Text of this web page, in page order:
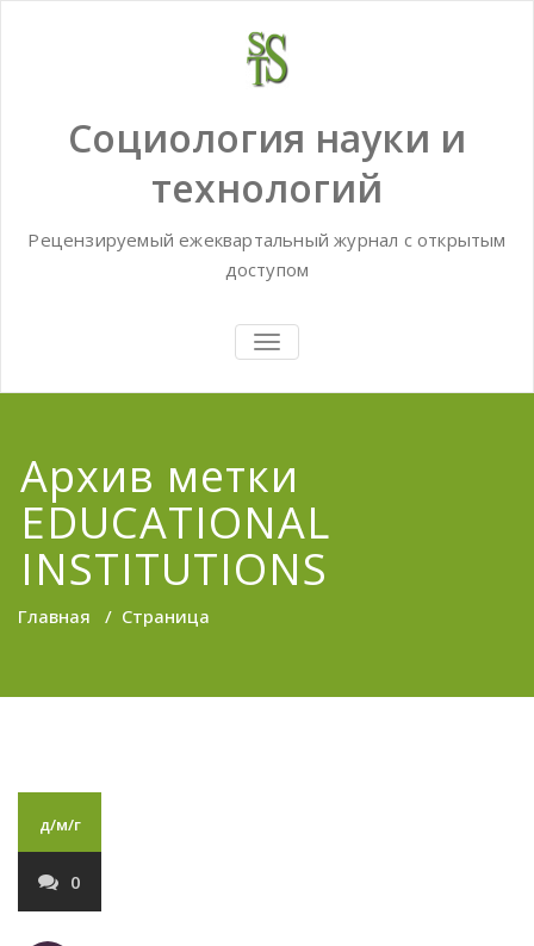
Социология науки и
технологий
Рецензируемый ежеквартальный журнал с открытым
доступом
TOGGLE
NAVIGATION
Архив метки
EDUCATIONAL
INSTITUTIONS
Главная / Страница
д/м/г
0